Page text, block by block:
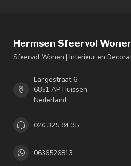
Hermsen Sfeervol
Sfeervol Wonen | Interieur en
Langestraat 6
6851 AP Huissen
Nederland
026 325 84 35
0636526813